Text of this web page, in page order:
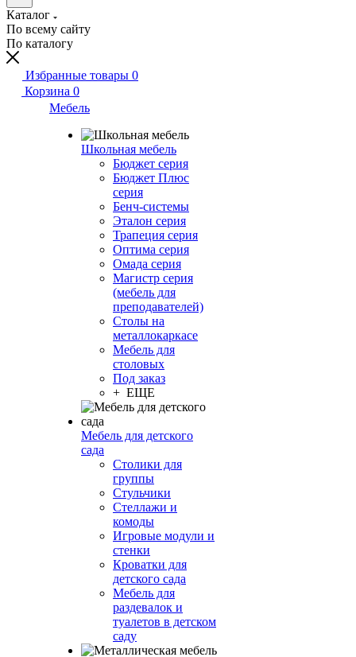
Каталог
По всему сайту
По каталогу
Избранные товары 0
Корзина 0
Мебель
Школьная мебель
Бюджет серия
Бюджет Плюс
серия
Бенч-системы
Эталон серия
Трапеция серия
Оптима серия
Омада серия
Магистр серия
(мебель для
преподавателей)
Столы на
металлокаркасе
Мебель для
столовых
Под заказ
+ ЕЩЕ
Мебель для детского
сада
Столики для
группы
Стульчики
Стеллажи и
комоды
Игровые модули и
стенки
Кроватки для
детского сада
Мебель для
раздевалок и
туалетов в детском
саду